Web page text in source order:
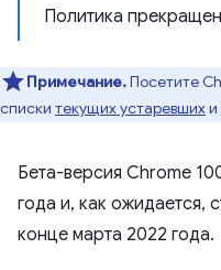
Политика
Примечание.Посетите
списки текущих устаревшихи
Бета-версия Chrome
года и, как ожидается,
конце марта 2022 года.